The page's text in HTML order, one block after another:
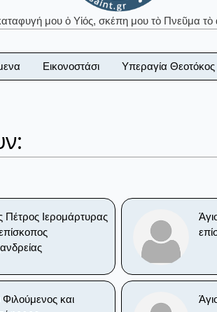
μου ὁ Υἱός, σκέπη μου τὸ Πνεῦμα τὸ
Εικονοστάσι Υπεραγία Θεοτόκος
Πέτρος Ιερομάρτυρας
Φιλούμενος και